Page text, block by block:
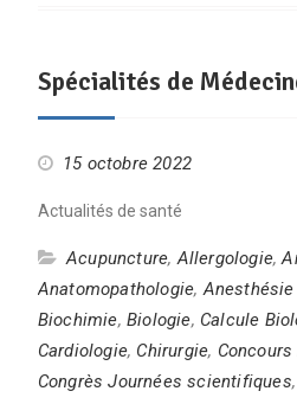
Spécialités de
15 octobre 2022
Actualités de santé
Acupuncture,Allergologie,
Anatomopathologie,Anesthésie
Biochimie, Biologie, Calcule
Cardiologie, Chirurgie,
Congrès Journées scientifiques,